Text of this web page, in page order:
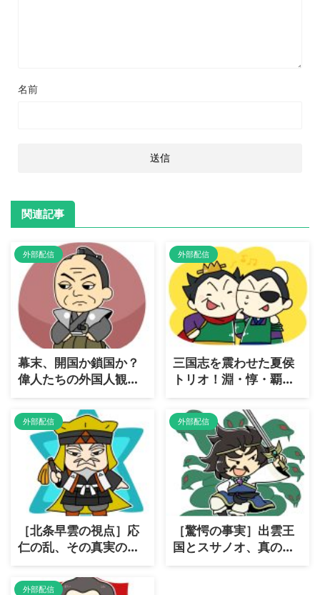
名前
関連記事
外部配信
幕末、開国か鎖国か？
偉人たちの外国人観を
［大解剖］
外部配信
三国志を震わせた夏侯
トリオ！淵・惇・覇、
彼らの［真実に迫る］
外部配信
［北条早雲の視点］応
仁の乱、その真実の背
景とは？
外部配信
［驚愕の事実］出雲王
国とスサノオ、真の
「国盗り物語」！
外部配信